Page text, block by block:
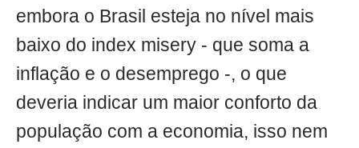
embora o Brasil esteja no nível mais
baixo do index misery - que soma a
inflação e o desemprego -, o que
deveria indicar um maior conforto da
população com a economia, isso nem